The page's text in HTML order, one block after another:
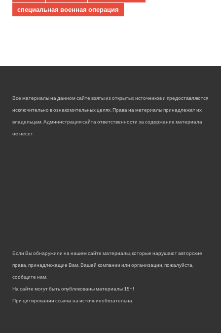
специальная военная операция
Все материалы на данном сайте взяты из открытых источников и предоставляются
исключительно в ознакомительных целях. Права на материалы принадлежат их
владельцам. Администрация сайта ответственности за содержание материала
не несет.
Если Вы обнаружили на нашем сайте материалы, которые нарушают авторские
права, принадлежащие Вам, Вашей компании или организации, пожалуйста,
сообщите нам.
На сайте могут быть опубликованы материалы 18+!
При цитировании ссылка на источник обязательна.